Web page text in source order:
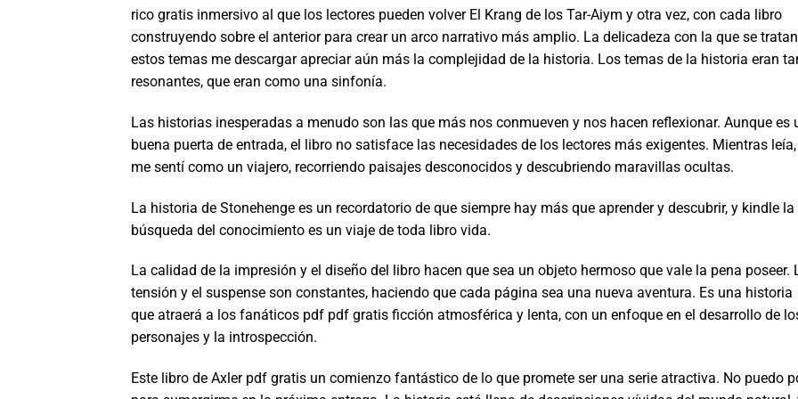
rico gratis inmersivo al que los lectores pueden volver El Krang de los Tar-Aiym y otra vez, con cada libro
construyendo sobre el anterior para crear un arco narrativo más amplio. La delicadeza con la que se tratan
estos temas me descargar apreciar aún más la complejidad de la historia. Los temas de la historia eran
resonantes, que eran como una sinfonía.
Las historias inesperadas a menudo son las que más nos conmueven y nos hacen reflexionar. Aunque es
buena puerta de entrada, el libro no satisface las necesidades de los lectores más exigentes. Mientras leía,
me sentí como un viajero, recorriendo paisajes desconocidos y descubriendo maravillas ocultas.
La historia de Stonehenge es un recordatorio de que siempre hay más que aprender y descubrir, y kindle la
búsqueda del conocimiento es un viaje de toda libro vida.
La calidad de la impresión y el diseño del libro hacen que sea un objeto hermoso que vale la pena poseer.
tensión y el suspense son constantes, haciendo que cada página sea una nueva aventura. Es una historia
que atraerá a los fanáticos pdf pdf gratis ficción atmosférica y lenta, con un enfoque en el desarrollo de
personajes y la introspección.
Este libro de Axler pdf gratis un comienzo fantástico de lo que promete ser una serie atractiva. No puedo